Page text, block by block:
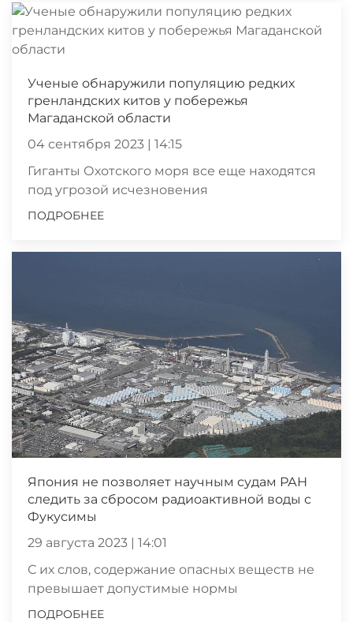
Ученые обнаружили популяцию редких
гренландских китов у побережья
Магаданской области
04 сентября 2023 | 14:15
Гиганты Охотского моря все еще находятся
под угрозой исчезновения
ПОДРОБНЕЕ
Япония не позволяет научным судам РАН
следить за сбросом радиоактивной воды с
Фукусимы
29 августа 2023 | 14:01
С их слов, содержание опасных веществ не
превышает допустимые нормы
ПОДРОБНЕЕ